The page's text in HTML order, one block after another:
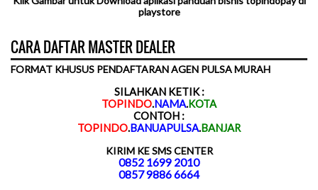
playstore
CARA DAFTAR MASTER DEALER
FORMAT KHUSUS PENDAFTARAN AGEN PULSA MURAH
SILAHKAN KETIK :
TOPINDO.NAMA.KOTA
CONTOH :
TOPINDO.BANUAPULSA.BANJAR
KIRIM KE SMS CENTER
0852 1699 2010
0857 9886 6664